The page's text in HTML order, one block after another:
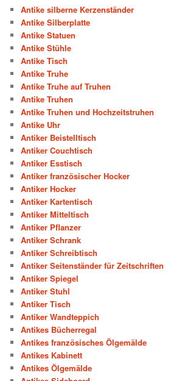
Antike silberne Kerzenständer
Antike Silberplatte
Antike Statuen
Antike Stühle
Antike Tisch
Antike Truhe
Antike Truhe auf Truhen
Antike Truhen
Antike Truhen und Hochzeitstruhen
Antike Uhr
Antiker Beistelltisch
Antiker Couchtisch
Antiker Esstisch
Antiker französischer Hocker
Antiker Hocker
Antiker Kartentisch
Antiker Mitteltisch
Antiker Pflanzer
Antiker Schrank
Antiker Schreibtisch
Antiker Seitenständer für Zeitschriften
Antiker Spiegel
Antiker Stuhl
Antiker Tisch
Antiker Wandteppich
Antikes Bücherregal
Antikes französisches Ölgemälde
Antikes Kabinett
Antikes Ölgemälde